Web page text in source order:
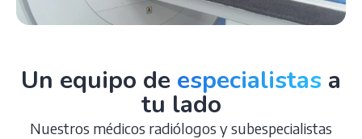
Un equipo de especialistas a
tu lado
Nuestros médicos radiólogos y subespecialistas